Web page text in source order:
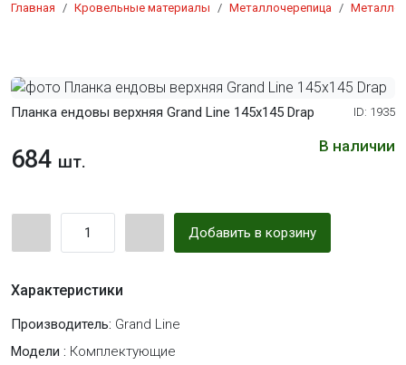
Главная Кровельные материалы Металлочерепица
Планка ендовы верхняя Grand Line 145х145 Drap ID: 1935
В наличии
684 шт.
Добавить в корзину
Характеристики
Производитель: Grand Line
Модели : Комплектующие